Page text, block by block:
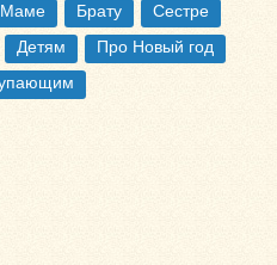
Маме Брату
Сестре
Детям
Про Новый год